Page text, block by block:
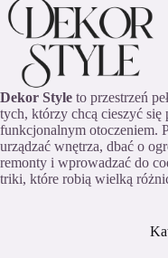
Dekor Style to przestrzeń
tych, którzy chcą cieszyć się
funkcjonalnym otoczeniem.
urządzać wnętrza, dbać o
remonty i wprowadzać do
triki, które robią wielką